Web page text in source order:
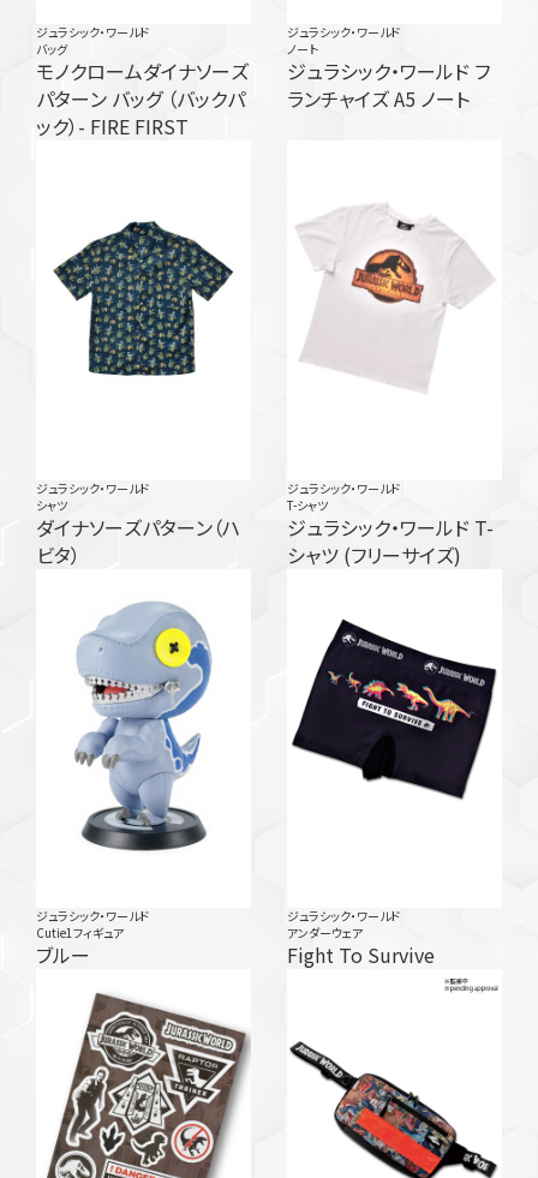
ジュラシック・ワールド
バッグ
モノクロームダイナソーズ
パターン バッグ （バックパ
ック）- FIRE FIRST
ジュラシック・ワールド
ノート
ジュラシック・ワールド フ
ランチャイズ A5 ノート
ジュラシック・ワールド
シャツ
ダイナソーズパターン（ハ
ビタ）
ジュラシック・ワールド
T-シャツ
ジュラシック・ワールド T-
シャツ (フリーサイズ)
ジュラシック・ワールド
Cutie1フィギュア
ブルー
ジュラシック・ワールド
アンダーウェア
Fight To Survive